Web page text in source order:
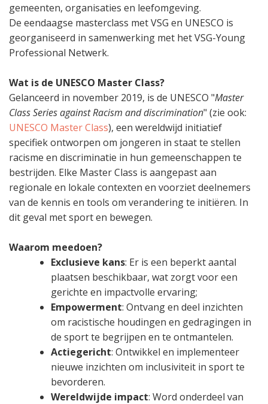
gemeenten, organisaties en leefomgeving.
De eendaagse masterclass met VSG en UNESCO is
georganiseerd in samenwerking met het VSG-Young
Professional Netwerk.
Wat is de UNESCO Master Class?
Gelanceerd in november 2019, is de UNESCO "Master
Class Series against Racism and discrimination" (zie ook:
UNESCO Master Class), een wereldwijd initiatief
specifiek ontworpen om jongeren in staat te stellen
racisme en discriminatie in hun gemeenschappen te
bestrijden. Elke Master Class is aangepast aan
regionale en lokale contexten en voorziet deelnemers
van de kennis en tools om verandering te initiëren. In
dit geval met sport en bewegen.
Waarom meedoen?
Exclusieve kans: Er is een beperkt aantal
plaatsen beschikbaar, wat zorgt voor een
gerichte en impactvolle ervaring;
Empowerment: Ontvang en deel inzichten
om racistische houdingen en gedragingen in
de sport te begrijpen en te ontmantelen.
Actiegericht: Ontwikkel en implementeer
nieuwe inzichten om inclusiviteit in sport te
bevorderen.
Wereldwijde impact: Word onderdeel van